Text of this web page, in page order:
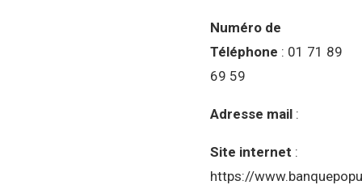
Numéro de
Téléphone : 01 71 89
69 59
Adresse mail :
Site internet :
https://